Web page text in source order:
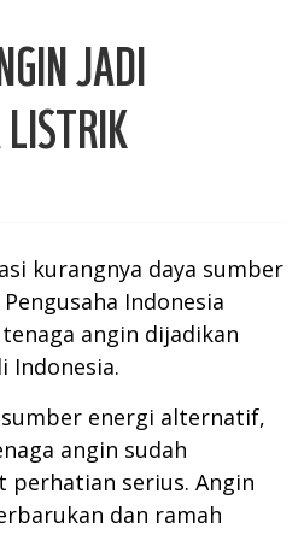
JADI
kurangnya daya sumber
Indonesia
angin dijadikan
Indonesia.
energi alternatif,
angin sudah
perhatian serius. Angin
dan ramah